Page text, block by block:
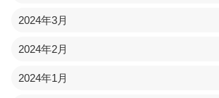
2024年3月
2024年2月
2024年1月